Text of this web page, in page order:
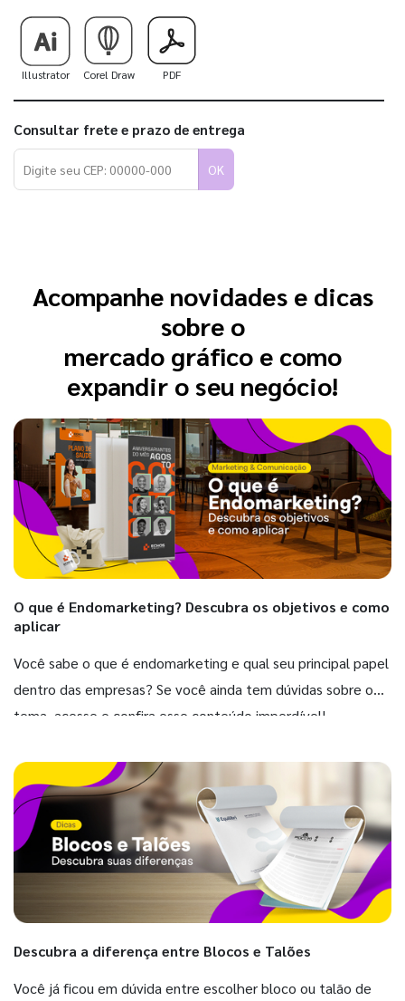
Illustrator Corel Draw PDF
Consultar frete e prazo de entrega
OK
Acompanhe novidades e dicas
sobre o
mercado gráfico e como
expandir o seu negócio!
O que é Endomarketing? Descubra os objetivos e como
aplicar
Você sabe o que é endomarketing e qual seu principal papel
dentro das empresas? Se você ainda tem dúvidas sobre o
tema, acesse e confira esse conteúdo imperdível!
Descubra a diferença entre Blocos e Talões
Você já ficou em dúvida entre escolher bloco ou talão de